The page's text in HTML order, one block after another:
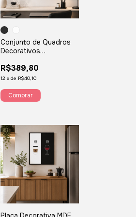
Conjunto de Quadros
Decorativos
Psicologia Símbolo P36
R$389,80
12 xde R$40,10
Comprar